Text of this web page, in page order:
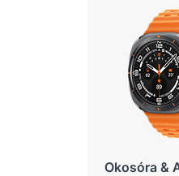
Okosóra &